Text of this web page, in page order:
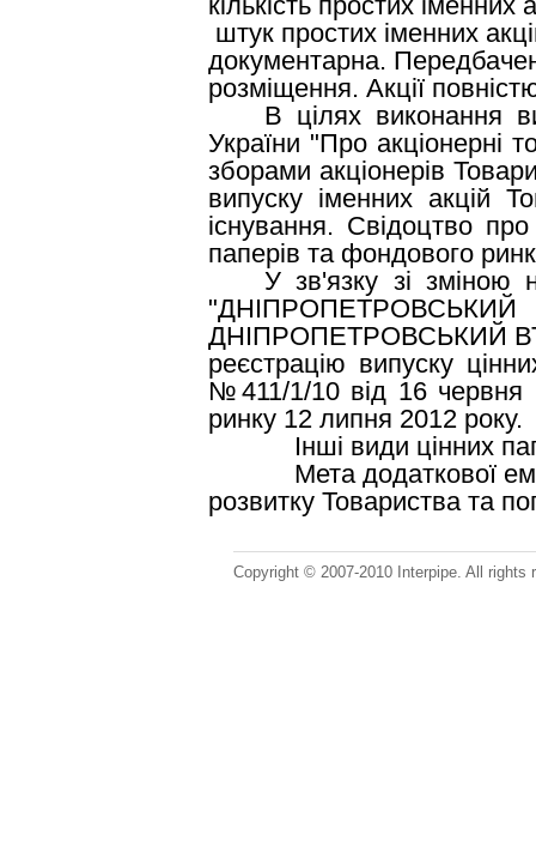
штук простих іменних
документарна.
розміщення. Акції
В цілях виконання
України "Про акціонерні
зборами акціонерів
випуску іменних акцій
існування. Свідоцтво
паперів та фондового
У зв'язку зі
ДНІПРОПЕТРОВСЬКИЙ
реєстрацію випуску
№411/1/10 від 16 червня
ринку 12 липня 2012 року.
Інші види цінних
Мета додаткової емісії
розвитку Товариства та
Copyright © 2007-2010 Interpipe. All rights